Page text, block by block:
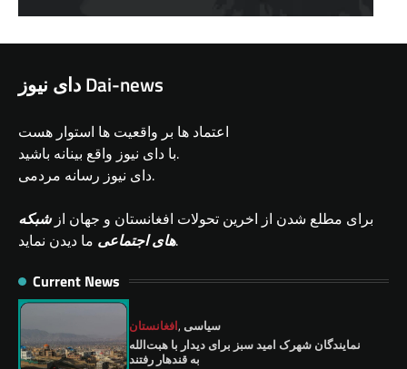
دای نیوز Dai-news
اعتماد ها بر واقعیت ها استوار هست
با دای نیوز واقع بینانه باشید.
دای نیوز رسانه مردمی.
برای مطلع شدن از اخرین تحولات افغانستان و جهان ازشبکه
های اجتماعیما دیدن نماید.
Current News
افغانستان, سیاسی
نمايندگان شهرک امید سبز برای دیدار با هبت‌الله
به قندهار رفتند